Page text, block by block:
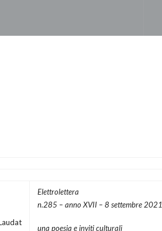
Elettrolettera
n.285 – anno XVII – 8 settembre 2021
una poesia e inviti culturali